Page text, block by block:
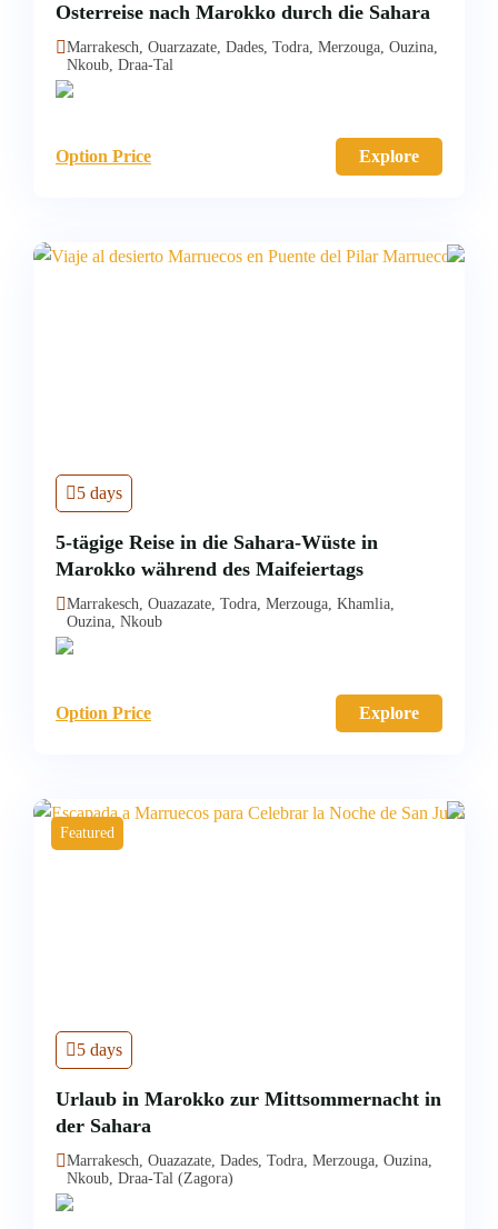
Osterreise nach Marokko durch die Sahara
Marrakesch, Ouarzazate, Dades, Todra, Merzouga, Ouzina,
Nkoub, Draa-Tal
Option Price Explore
5 days
5-tägige Reise in die Sahara-Wüste in
Marokko während des Maifeiertags
Marrakesch, Ouazazate, Todra, Merzouga, Khamlia,
Ouzina, Nkoub
Option Price Explore
Featured
5 days
Urlaub in Marokko zur Mittsommernacht in
der Sahara
Marrakesch, Ouazazate, Dades, Todra, Merzouga, Ouzina,
Nkoub, Draa-Tal (Zagora)